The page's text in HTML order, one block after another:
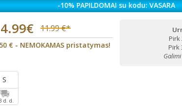
-10% PAPILDOMAI su kodu: VASARA
4.99€ 11.99 €*
€ - NEMOKAMAS pristatymas!
Pirk
Pirk
S
d. d.